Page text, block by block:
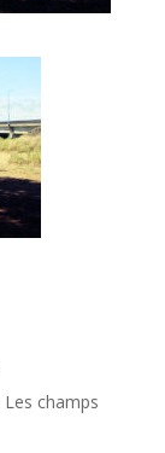
Les champs